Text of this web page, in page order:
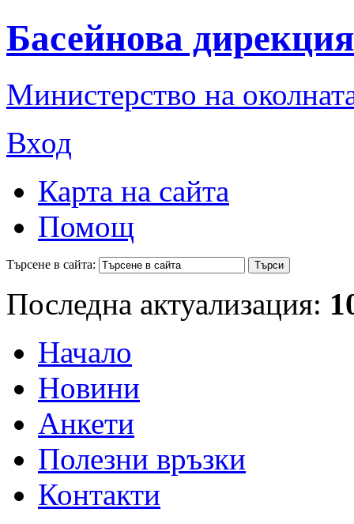
Басейнова
Министерство на
Вход
Карта на сайта
Помощ
Търсене в сайта:
Последна актуализация:
Начало
Новини
Анкети
Полезни връзки
Контакти